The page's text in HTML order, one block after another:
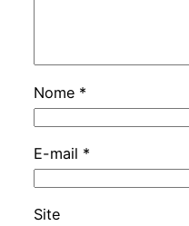
Nome *
E-mail *
Site